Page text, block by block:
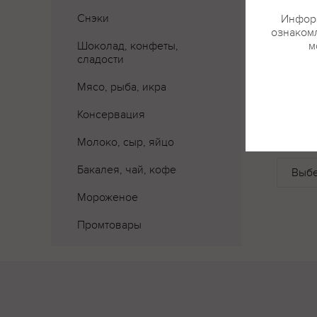
Снэки
Шоколад, конфеты,
сладости
Мясо, рыба, икра
Консервация
Молоко, сыр, яйцо
Бакалея, чай, кофе
Мороженое
Промтовары